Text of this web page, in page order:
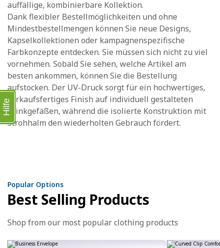
auffällige, kombinierbare Kollektion.
Dank flexibler Bestellmöglichkeiten und ohne
Mindestbestellmengen können Sie neue Designs,
Kapselkollektionen oder kampagnenspezifische
Farbkonzepte entdecken. Sie müssen sich nicht zu viel
vornehmen. Sobald Sie sehen, welche Artikel am
besten ankommen, können Sie die Bestellung
aufstocken. Der UV-Druck sorgt für ein hochwertiges,
verkaufsfertiges Finish auf individuell gestalteten
Trinkgefäßen, während die isolierte Konstruktion mit
Strohhalm den wiederholten Gebrauch fördert.
Popular Options
Best Selling Products
Shop from our most popular clothing products
Hilfe